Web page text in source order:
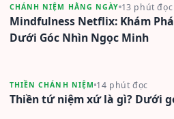
CHÁNH NIỆM HẰNG NGÀY 13 phút đọc
Mindfulness Netflix: Khám
Dưới Góc Nhìn Ngọc Minh
THIỀN CHÁNH NIỆM 14 phút đọc
Thiền tứ niệm xứ là gì? Dưới